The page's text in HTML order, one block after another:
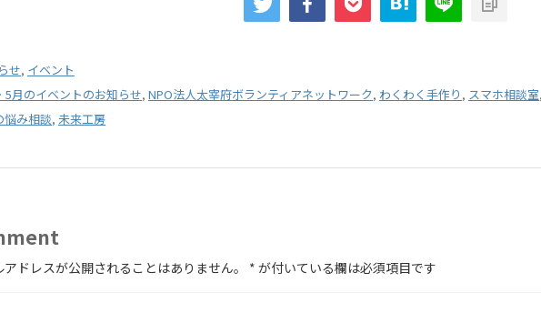
せ, イベント
5月のイベントのお知らせ, NPO法人太宰府ボランティアネットワーク, わくわく手作り , スマホ相談室,
悩み相談, 未来工房
アドレスが公開されることはありません。 * が付いている欄は必須項目です